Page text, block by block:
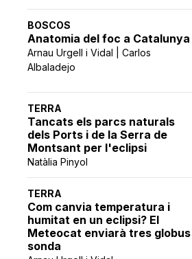
BOSCOS
Anatomia del foc a Catalunya
Arnau Urgell i Vidal | Carlos
Albaladejo
TERRA
Tancats els parcs naturals
dels Ports i de la Serra de
Montsant per l'eclipsi
Natàlia Pinyol
TERRA
Com canvia temperatura i
humitat en un eclipsi? El
Meteocat enviarà tres globus
sonda